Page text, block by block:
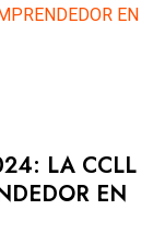
EN
LA CCLL
EN